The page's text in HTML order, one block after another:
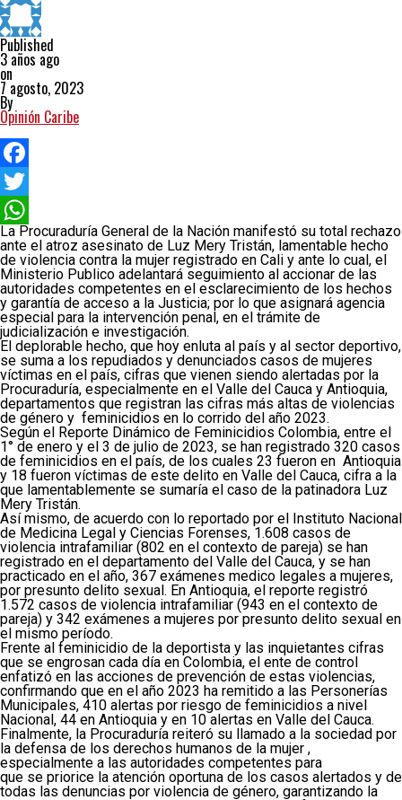
Published
3 años ago
on
7 agosto, 2023
By
Opinión Caribe
Facebook
Twitter
WhatsApp
La Procuraduría General de la Nación manifestó su total rechazo
ante el atroz asesinato de Luz Mery Tristán, lamentable hecho
de violencia contra la mujer registrado en Cali y ante lo cual, el
Ministerio Publico adelantará seguimiento al accionar de las
autoridades competentes en el esclarecimiento de los hechos
y garantía de acceso a la Justicia; por lo que asignará agencia
especial para la intervención penal, en el trámite de
judicialización e investigación.
El deplorable hecho, que hoy enluta al país y al sector deportivo,
se suma a los repudiados y denunciados casos de mujeres
víctimas en el país, cifras que vienen siendo alertadas por la
Procuraduría, especialmente en el Valle del Cauca y Antioquia,
departamentos que registran las cifras más altas de violencias
de género y feminicidios en lo corrido del año 2023.
Según el Reporte Dinámico de Feminicidios Colombia, entre el
1° de enero y el 3 de julio de 2023, se han registrado 320 casos
de feminicidios en el país, de los cuales 23 fueron en Antioquia
y 18 fueron víctimas de este delito en Valle del Cauca, cifra a la
que lamentablemente se sumaría el caso de la patinadora Luz
Mery Tristán.
Así mismo, de acuerdo con lo reportado por el Instituto Nacional
de Medicina Legal y Ciencias Forenses, 1.608 casos de
violencia intrafamiliar (802 en el contexto de pareja) se han
registrado en el departamento del Valle del Cauca, y se han
practicado en el año, 367 exámenes medico legales a mujeres,
por presunto delito sexual. En Antioquia, el reporte registró
1.572 casos de violencia intrafamiliar (943 en el contexto de
pareja) y 342 exámenes a mujeres por presunto delito sexual en
el mismo período.
Frente al feminicidio de la deportista y las inquietantes cifras
que se engrosan cada día en Colombia, el ente de control
enfatizó en las acciones de prevención de estas violencias,
confirmando que en el año 2023 ha remitido a las Personerías
Municipales, 410 alertas por riesgo de feminicidios a nivel
Nacional, 44 en Antioquia y en 10 alertas en Valle del Cauca.
Finalmente, la Procuraduría reiteró su llamado a la sociedad por
la defensa de los derechos humanos de la mujer ,
especialmente a las autoridades competentes para
que se priorice la atención oportuna de los casos alertados y de
todas las denuncias por violencia de género, garantizando la